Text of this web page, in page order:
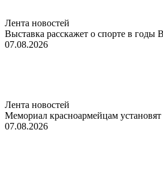
Лента новостей
Выставка расскажет о спорте в годы
07.08.2026
Лента новостей
Мемориал красноармейцам
07.08.2026